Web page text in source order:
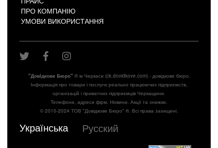
ПРО КОМПАНІЮ
УМОВИ ВИКОРИСТАННЯ
"Довiдкове Бюро"® м Черкаси (ck.dovidkove.com) - довідкове бюро.
Інформація про товари і послуги реально працюючих підприємств,
організацій і приватних підприємців Черкащини.
Телефони, адреси фірм. Новини. Акції та знижки.
© 2010-2024 ТОВ "Довідкове Бюро" ®. Всі права захищені.
Українська Русский